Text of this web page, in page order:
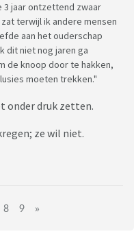
3 jaar ontzettend zwaar
terwijl ik andere mensen
aan het ouderschap
dit niet nog jaren ga
de knoop door te hakken,
moeten trekken."
onder druk zetten.
ze wil niet.
8 9 »